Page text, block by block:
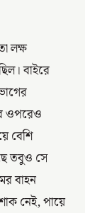
লক্ষ
বাইরে
ওপরেও
বেশি
তবুও সে
বাহন
নেই, পায়ে